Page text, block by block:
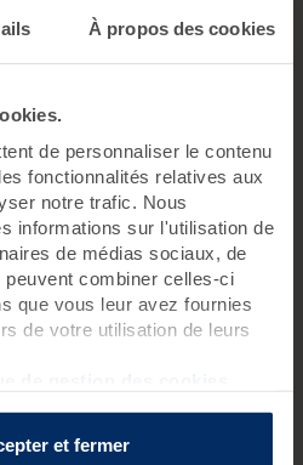
À propos des cookies
de personnaliser le contenu
fonctionnalités relatives aux
notre trafic. Nous
informations sur l'utilisation de
de médias sociaux, de
combiner celles-ci
que vous leur avez fournies
de votre utilisation de leurs
et fermer